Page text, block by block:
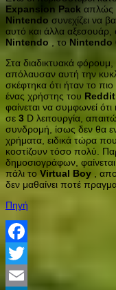
Expansion Pack απλώς
Nintendo συνεχίζει να
αυτό και άλλα αξεσουάρ,
Nintendo , το Nintendo
Στα διαδικτυακά φόρουμ,
απόλαυσαν αυτή την
σκέφτηκα ότι ήταν το πιο
ένας χρήστης του Reddit
φαίνεται να συμφωνεί
σε 3 D λειτουργία,
συνδρομή, ίσως δεν θα
χρήματα, ειδικά τώρα
κοστίζουν τόσο πολύ.
δημοσιογράφων, φαίνεται
πάλι το Virtual Boy ,
δεν μαθαίνει ποτέ
Πηγή
Facebook
Twitter